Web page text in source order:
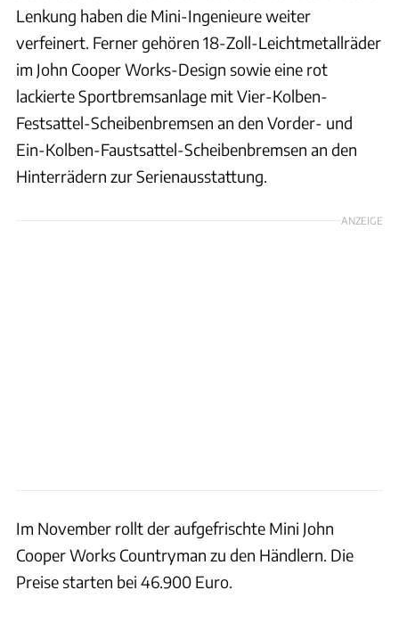
Lenkung haben die Mini-Ingenieure weiter
verfeinert. Ferner gehören 18-Zoll-Leichtmetallräder
im John Cooper Works-Design sowie eine rot
lackierte Sportbremsanlage mit Vier-Kolben-
Festsattel-Scheibenbremsen an den Vorder- und
Ein-Kolben-Faustsattel-Scheibenbremsen an den
Hinterrädern zur Serienausstattung.
ANZEIGE
Im November rollt der aufgefrischte Mini John
Cooper Works Countryman zu den Händlern. Die
Preise starten bei 46.900 Euro.